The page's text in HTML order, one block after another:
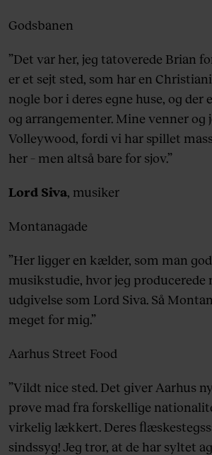
Godsbanen
”Det var her, jeg tatoverede Brian
er et sejt sted, som har en
nogle bor i deres egne huse, og der
og arrangementer. Mine venner og
Volleywood, fordi vi har spillet
her – men altså bare for sjov.”
Lord Siva, musiker
Montanagade
”Her ligger en kælder, som man
musikstudie, hvor jeg producerede
udgivelse som Lord Siva. Så
meget for mig.”
Aarhus Street Food
”Vildt nice sted. Det giver Aarhus
prøve mad fra forskellige
virkelig lækkert. Deres
sindssyg! Jeg tror, at de har syltet